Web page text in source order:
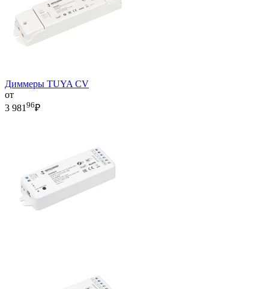
Диммеры TUYA CV
от
3 98196₽